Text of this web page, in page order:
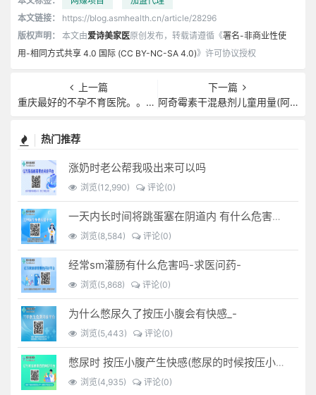
本文链接：
https://blog.asmhealth.cn/article/28296
版权声明：
本文由爱诗美家医原创发布，转载请遵循《署名-非商业性使
用-相同方式共享 4.0 国际 (CC BY-NC-SA 4.0)》许可协议授权
上一篇
重庆最好的不孕不育医院。。重庆不孕不育医快速...
下一篇
阿奇霉素干混悬剂儿童用量(阿奇霉素干混悬剂儿童用量饭前饭后)
热门推荐
涨奶时老公帮我吸出来可以吗
浏览(12,990) 评论(0)
一天内长时间将跳蛋塞在阴道内 有什么危害免...(跳蛋是放哪里)
浏览(8,584) 评论(0)
经常sm灌肠有什么危害吗-求医问药-
浏览(5,868) 评论(0)
为什么憋尿久了按压小腹会有快感_-
浏览(5,443) 评论(0)
憋尿时 按压小腹产生快感(憋尿的时候按压小腹是什么感觉)
浏览(4,935) 评论(0)